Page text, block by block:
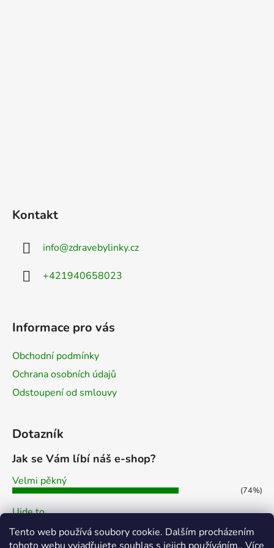
Tento web používá soubory cookie. Dalším procházením
Kontakt
info@zdravebylinky.cz
+421940658023
Informace pro vás
Obchodní podmínky
Ochrana osobních údajů
Odstoupení od smlouvy
Dotazník
Jak se Vám líbí náš e-shop?
Velmi pěkný
(74%)
Ujde to
Nelíbí se mi